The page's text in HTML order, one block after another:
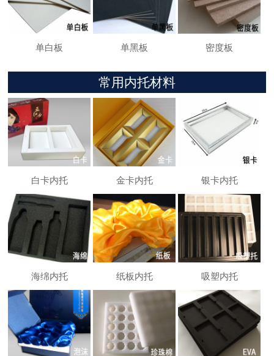
单白板 单黑板 密度板
常用内托材料
白卡内托 金卡内托 银卡内托
海绵内托 纸板内托 吸塑内托